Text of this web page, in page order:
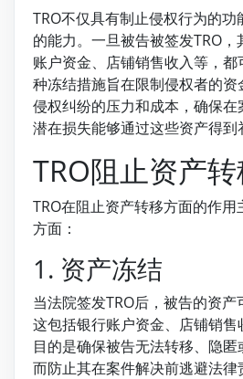
TRO不仅具有制止侵权行为的
的能力。一旦被告被签发TRO
账户资金、店铺销售收入等，
种冻结措施旨在限制侵权者的
侵权纠纷的压力和成本，确保
潜在损失能够通过这些资产得到
TRO阻止资产
TRO在阻止资产转移方面的作
方面：
1. 资产冻结
当法院签发TRO后，被告的资产
这包括银行账户资金、店铺销
目的是确保被告无法转移、隐
而防止其在案件解决前逃避法律